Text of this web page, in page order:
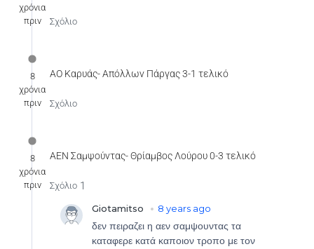
χρόνια
πριν
Σχόλιο
8
χρόνια
πριν
ΑΟ Καρυάς- Απόλλων Πάργας 3-1 τελικό
Σχόλιο
8
χρόνια
πριν
ΑΕΝ Σαμψούντας- Θρίαμβος Λούρου 0-3 τελικό
Σχόλιο 1